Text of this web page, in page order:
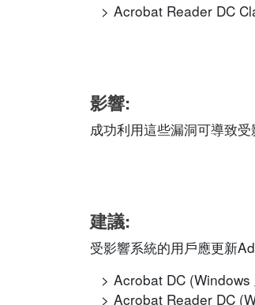
Acrobat Reader DC
影響:
成功利用這些漏洞可導致
建議:
受影響系統的用戶應更新
Acrobat DC
Acrobat Reader DC